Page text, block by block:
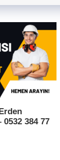
0532 384 77